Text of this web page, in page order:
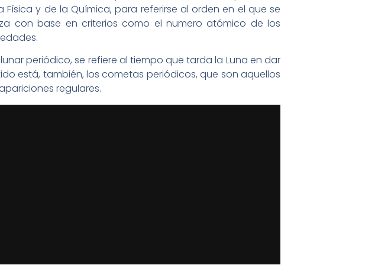
y de la Química, para referirse al orden en el que se
con base en criterios como el numero atómico de los
periódico, se refiere al tiempo que tarda la Luna en dar
está, también, los cometas periódicos, que son aquellos
regulares.